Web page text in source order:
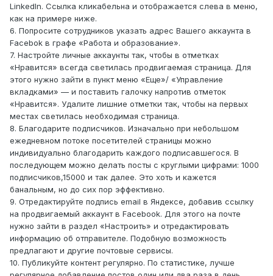
LinkedIn. Ссылка кликабельна и отображается слева в меню,
как на примере ниже.
6. Попросите сотрудников указать адрес Вашего аккаунта в
Facebok в графе «Работа и образование».
7. Настройте личные аккаунты так, чтобы в отметках
«Нравится» всегда светилась продвигаемая страница. Для
этого нужно зайти в пункт меню «Еще»/ «Управление
вкладками» — и поставить галочку напротив отметок
«Нравится». Удалите лишние отметки так, чтобы на первых
местах светилась необходимая страница.
8. Благодарите подписчиков. Изначально при небольшом
ежедневном потоке посетителей страницы можно
индивидуально благодарить каждого подписавшегося. В
последующем можно делать посты с круглыми цифрами: 1000
подписчиков,15000 и так далее. Это хоть и кажется
банальным, но до сих пор эффективно.
9. Отредактируйте подпись email в Яндексе, добавив ссылку
на продвигаемый аккаунт в Facebook. Для этого на почте
нужно зайти в раздел «Настроить» и отредактировать
информацию об отправителе. Подобную возможность
предлагают и другие почтовые сервисы.
10. Публикуйте контент регулярно. По статистике, лучше